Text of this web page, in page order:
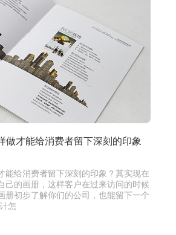
做才能给消费者留下深刻的印象
能给消费者留下深刻的印象？其实现在
己的画册，这样客户在过来访问的时候
册初步了解你们的公司，也能留下一个
怎